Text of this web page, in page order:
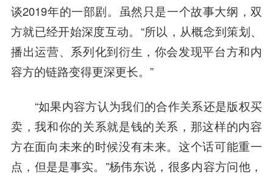
谈2019年的一部剧。虽然只是一个故事大纲，双
方就已经开始深度互动。“所以，从概念到策划、
播出运营、系列化到衍生，你会发现平台方和内
容方的链路变得更深更长。”
“如果内容方认为我们的合作关系还是版权买
卖，我和你的关系就是钱的关系，那这样的内容
方在面向未来的时候没有未来。这个话可能重一
点，但是是事实。”杨伟东说，很多内容方问他，